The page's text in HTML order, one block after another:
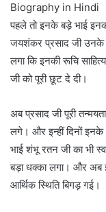
Biography in Hindi
पहले तो इनके बड़े भाई
जयशंकर प्रसाद जी
लगा कि इनकी रूचि
जी को पूरी छूट दे दी।
अब प्रसाद जी पूरी
लगे। और इन्हीं दिनों
भाई शंभू रतन जी का भी
बड़ा धक्का लगा। और अब
आर्थिक स्थिति बिगड़ गई।